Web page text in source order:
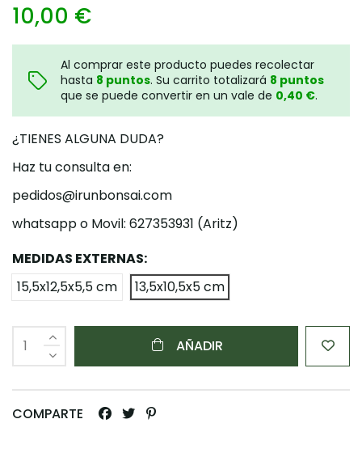
10,00 €
Al comprar este producto puedes recolectar
hasta 8 puntos. Su carrito totalizará 8 puntos
que se puede convertir en un vale de 0,40 €.
¿TIENES ALGUNA DUDA?
Haz tu consulta en:
pedidos@irunbonsai.com
whatsapp o Movil: 627353931 (Aritz)
MEDIDAS EXTERNAS:
15,5x12,5x5,5 cm
13,5x10,5x5 cm
AÑADIR
COMPARTE